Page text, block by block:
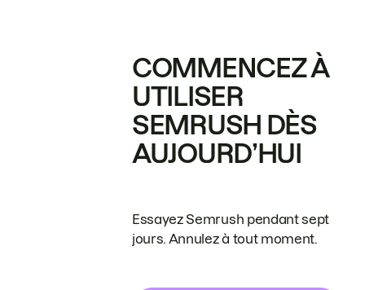
COMMENCEZ À
UTILISER
SEMRUSH DÈS
AUJOURD’HUI
Essayez Semrush pendant sept
jours. Annulez à tout moment.